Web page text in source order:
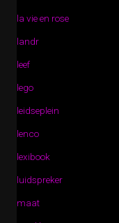
la vie en rose
landr
leef
lego
leidseplein
lenco
lexibook
luidspreker
maat